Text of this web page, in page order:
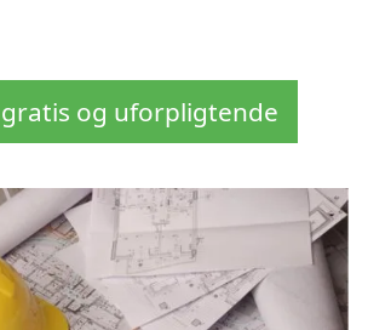
og uforpligtende